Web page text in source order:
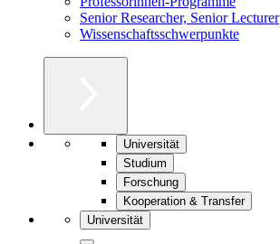
Senior Researcher, Senior Lecturer
Wissenschaftsschwerpunkte
Universität
Studium
Forschung
Kooperation & Transfer
Universität